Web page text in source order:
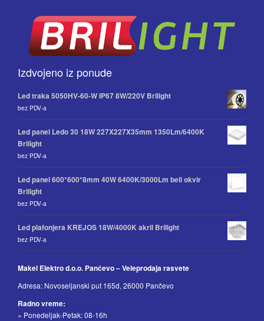
Izdvojeno iz ponude
Led traka 5050HV-60-W IP67 8W/220V Brilight
bez PDV-a
Led panel Ledo 30 18W 227X227X35mm 1350Lm/6400K
Brilight
bez PDV-a
Led panel 600*600*8mm 40W 6400K/3000Lm beli okvir
Brilight
bez PDV-a
Led plafonjera KREJOS 18W/4000K akril Brilight
bez PDV-a
Makel Elektro d.o.o. Pančevo – Veleprodaja rasvete
Adresa: Novoseljanski put 165d, 26000 Pančevo
Radno vreme:
» Ponedeljak-Petak: 08-16h